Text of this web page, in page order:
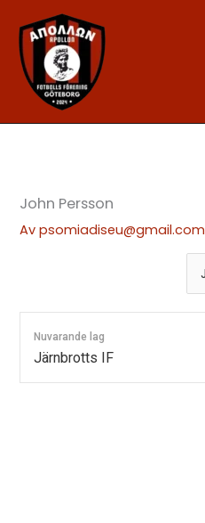
innehåll
John Persson
Avpsomiadiseu@gmail.com
Nuvarande lag
Järnbrotts IF